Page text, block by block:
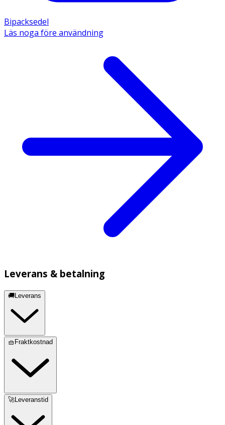
Bipacksedel
Läs noga före användning
Leverans & betalning
🚚Leverans
🧺Fraktkostnad
🚀Leveranstid